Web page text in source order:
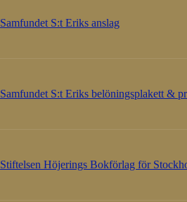
Samfundet S:t Eriks anslag
Samfundet S:t Eriks belöningsplakett &
Stiftelsen Höjerings Bokförlag för